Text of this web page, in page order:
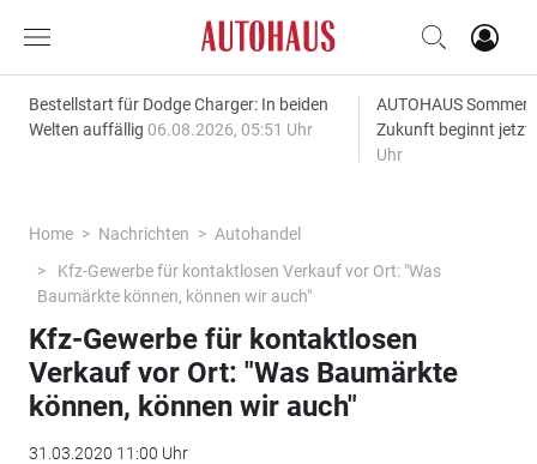
Bestellstart für Dodge Charger: In beiden
Welten auffällig 06.08.2026, 05:51 Uhr
AUTOHAUS
Zukunft beginnt jetzt
Uhr
Home Nachrichten
Autohandel
Kfz-Gewerbe für kontaktlosen Verkauf vor Ort: "Was
Baumärkte können, können wir auch"
Kfz-Gewerbe für kontaktlosen
Verkauf vor Ort: "Was Baumärkte
können, können wir auch"
31.03.2020 11:00 Uhr